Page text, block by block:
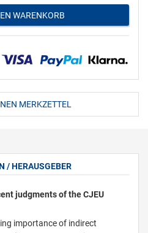
WARENKORB
MERKZETTEL
/ HERAUSGEBER
judgments of the CJEU
importance of indirect